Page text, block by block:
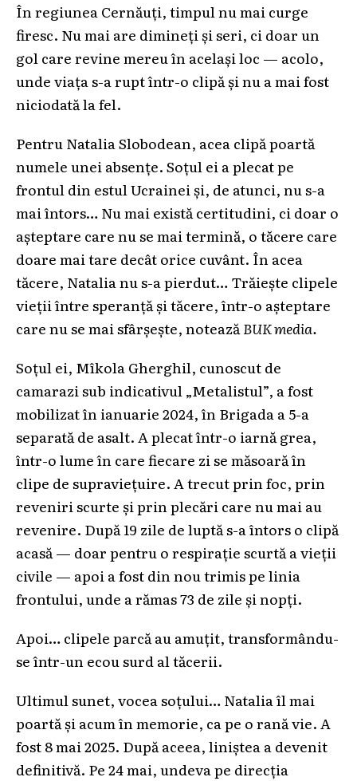
În regiunea Cernăuți, timpul nu mai curge
firesc. Nu mai are dimineți și seri, ci doar un
gol care revine mereu în același loc — acolo,
unde viața s-a rupt într-o clipă și nu a mai fost
niciodată la fel.
Pentru Natalia Slobodean, acea clipă poartă
numele unei absențe. Soțul ei a plecat pe
frontul din estul Ucrainei și, de atunci, nu s-a
mai întors… Nu mai există certitudini, ci doar o
așteptare care nu se mai termină, o tăcere care
doare mai tare decât orice cuvânt. În acea
tăcere, Natalia nu s-a pierdut… Trăiește clipele
vieții între speranță și tăcere, într-o așteptare
care nu se mai sfârșește, noteazăBUK media.
Soțul ei, Mîkola Gherghil, cunoscut de
camarazi sub indicativul „Metalistul”, a fost
mobilizat în ianuarie 2024, în Brigada a 5-a
separată de asalt. A plecat într-o iarnă grea,
într-o lume în care fiecare zi se măsoară în
clipe de supraviețuire. A trecut prin foc, prin
reveniri scurte și prin plecări care nu mai au
revenire. După 19 zile de luptă s-a întors o clipă
acasă — doar pentru o respirație scurtă a vieții
civile — apoi a fost din nou trimis pe linia
frontului, unde a rămas 73 de zile și nopți.
Apoi… clipele parcă au amuțit, transformându-
se într-un ecou surd al tăcerii.
Ultimul sunet, vocea soțului… Natalia îl mai
poartă și acum în memorie, ca pe o rană vie. A
fost 8 mai 2025. După aceea, liniștea a devenit
definitivă. Pe 24 mai, undeva pe direcția